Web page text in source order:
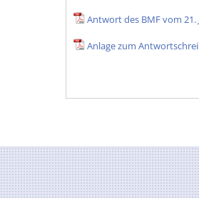
Antwort des BMF vom 21.
Anlage zum